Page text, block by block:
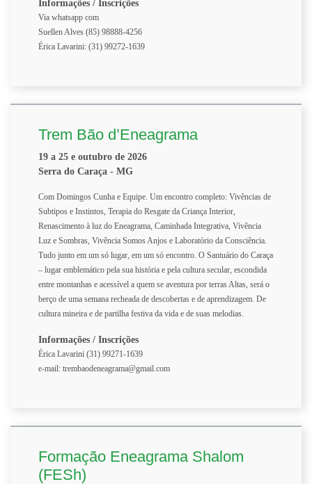
Informações / Inscrições
Via whatsapp com
Suellen Alves (85) 98888-4256
Érica Lavarini: (31) 99272-1639
Trem Bão d’Eneagrama
19 a 25 e outubro de 2026
Serra do Caraça - MG
Com Domingos Cunha e Equipe. Um encontro completo: Vivências de
Subtipos e Instintos, Terapia do Resgate da Criança Interior,
Renascimento à luz do Eneagrama, Caminhada Integrativa, Vivência
Luz e Sombras, Vivência Somos Anjos e Laboratório da Consciência.
Tudo junto em um só lugar, em um só encontro. O Santuário do Caraça
– lugar emblemático pela sua história e pela cultura secular, escondida
entre montanhas e acessível a quem se aventura por terras Altas, será o
berço de uma semana recheada de descobertas e de aprendizagem. De
cultura mineira e de partilha festiva da vida e de suas melodias.
Informações / Inscrições
Érica Lavarini (31) 99271-1639
e-mail: trembaodeneagrama@gmail.com
Formação Eneagrama Shalom
(FESh)